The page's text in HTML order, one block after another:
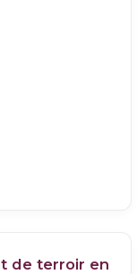
de terroir en